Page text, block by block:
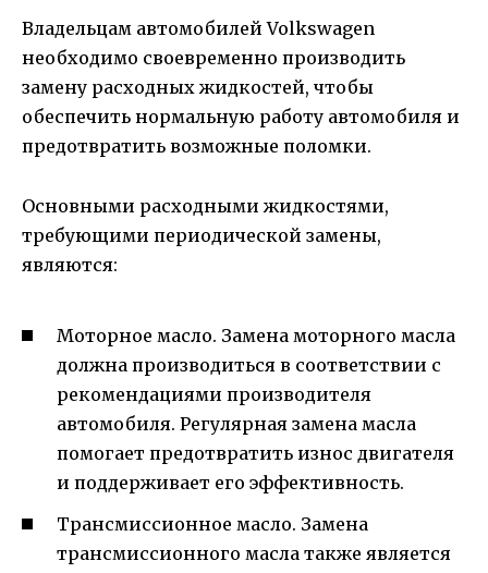
Владельцам автомобилей Volkswagen
необходимо своевременно производить
замену расходных жидкостей, чтобы
обеспечить нормальную работу автомобиля и
предотвратить возможные поломки.
Основными расходными жидкостями,
требующими периодической замены,
являются:
Моторное масло. Замена моторного масла
должна производиться в соответствии с
рекомендациями производителя
автомобиля. Регулярная замена масла
помогает предотвратить износ двигателя
и поддерживает его эффективность.
Трансмиссионное масло. Замена
трансмиссионного масла также является